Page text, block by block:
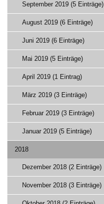
September 2019 (5 Einträge)
August 2019 (6 Einträge)
Juni 2019 (6 Einträge)
Mai 2019 (5 Einträge)
April 2019 (1 Eintrag)
März 2019 (3 Einträge)
Februar 2019 (3 Einträge)
Januar 2019 (5 Einträge)
2018
Dezember 2018 (2 Einträge)
November 2018 (3 Einträge)